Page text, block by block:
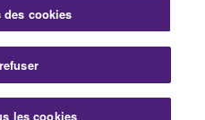
Conditions d'utilisation
Politique relative aux cookies
légales
des cookies
les cookies